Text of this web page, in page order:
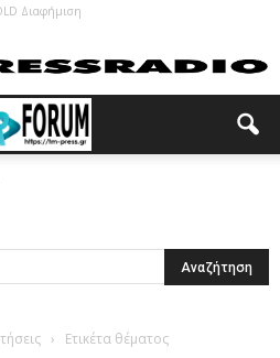
Διαφήμιση
› Ετικέτα θέματος